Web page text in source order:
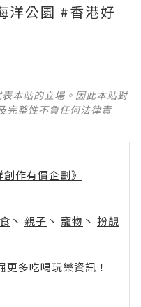
公園 #香港好
本站的立場。因此本站對
完整性不負任何法律責
作有價企劃》
丶 親子 丶 寵物 丶 扮靚
多吃喝玩樂資訊！